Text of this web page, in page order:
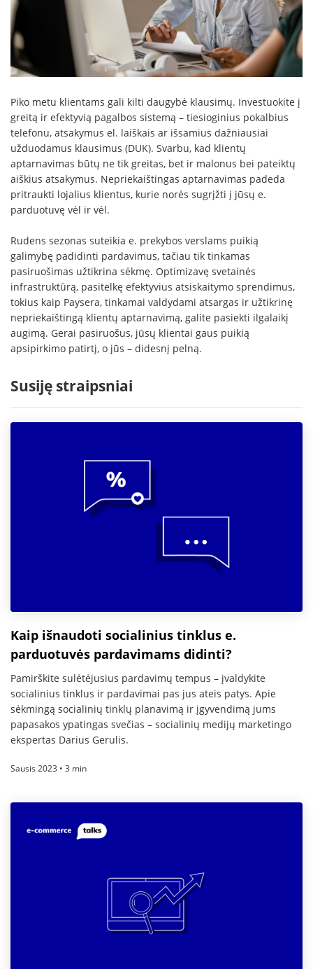
Piko metu klientams gali kilti daugybė klausimų. Investuokite į
greitą ir efektyvią pagalbos sistemą – tiesioginius pokalbius
telefonu, atsakymus el. laiškais ar išsamius dažniausiai
užduodamus klausimus (DUK). Svarbu, kad klientų
aptarnavimas būtų ne tik greitas, bet ir malonus bei pateiktų
aiškius atsakymus. Nepriekaištingas aptarnavimas padeda
pritraukti lojalius klientus, kurie norės sugrįžti į jūsų e.
parduotuvę vėl ir vėl.
Rudens sezonas suteikia e. prekybos verslams puikią
galimybę padidinti pardavimus, tačiau tik tinkamas
pasiruošimas užtikrina sėkmę. Optimizavę svetainės
infrastruktūrą, pasitelkę efektyvius atsiskaitymo sprendimus,
tokius kaip Paysera, tinkamai valdydami atsargas ir užtikrinę
nepriekaištingą klientų aptarnavimą, galite pasiekti ilgalaikį
augimą. Gerai pasiruošus, jūsų klientai gaus puikią
apsipirkimo patirtį, o jūs – didesnį pelną.
Susiję straipsniai
Kaip išnaudoti socialinius tinklus e.
parduotuvės pardavimams didinti?
Pamirškite sulėtėjusius pardavimų tempus – įvaldykite
socialinius tinklus ir pardavimai pas jus ateis patys. Apie
sėkmingą socialinių tinklų planavimą ir įgyvendimą jums
papasakos ypatingas svečias – socialinių medijų marketingo
ekspertas Darius Gerulis.
Sausis 2023 • 3 min